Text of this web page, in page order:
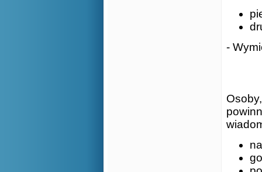
-